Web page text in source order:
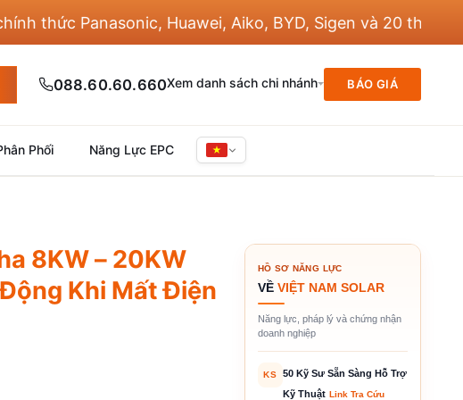
thức Panasonic, Huawei, Aiko, BYD, Sigen và 20 thương
088.60.60.660Xem danh sách chi nhánh BÁO GIÁ
Phối Năng Lực EPC
8KW – 20KW
Khi Mất Điện
HỒ SƠ NĂNG LỰC
VỀ VIỆT NAM SOLAR
Năng lực, pháp lý và chứng nhận
doanh nghiệp
KS
50 Kỹ Sư Sẵn Sàng Hỗ Trợ
Kỹ Thuật Link Tra Cứu